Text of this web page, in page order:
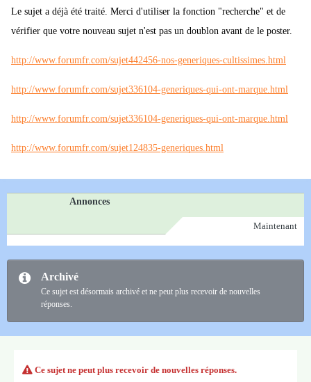
Le sujet a déjà été traité. Merci d'utiliser la fonction "recherche" et de
vérifier que votre nouveau sujet n'est pas un doublon avant de le poster.
http://www.forumfr.com/sujet442456-nos-generiques-cultissimes.html
http://www.forumfr.com/sujet336104-generiques-qui-ont-marque.html
http://www.forumfr.com/sujet336104-generiques-qui-ont-marque.html
http://www.forumfr.com/sujet124835-generiques.html
Annonces
Maintenant
Archivé
Ce sujet est désormais archivé et ne peut plus recevoir de nouvelles
réponses.
Ce sujet ne peut plus recevoir de nouvelles réponses.